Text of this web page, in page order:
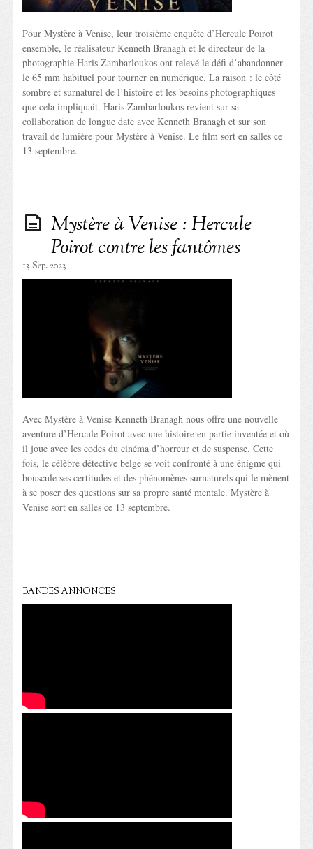
Pour Mystère à Venise, leur troisième enquête d’Hercule Poirot
ensemble, le réalisateur Kenneth Branagh et le directeur de la
photographie Haris Zambarloukos ont relevé le défi d’abandonner
le 65 mm habituel pour tourner en numérique. La raison : le côté
sombre et surnaturel de l’histoire et les besoins photographiques
que cela impliquait. Haris Zambarloukos revient sur sa
collaboration de longue date avec Kenneth Branagh et sur son
travail de lumière pour Mystère à Venise. Le film sort en salles ce
13 septembre.
Mystère à Venise : Hercule
Poirot contre les fantômes
13 Sep. 2023
Avec Mystère à Venise Kenneth Branagh nous offre une nouvelle
aventure d’Hercule Poirot avec une histoire en partie inventée et où
il joue avec les codes du cinéma d’horreur et de suspense. Cette
fois, le célèbre détective belge se voit confronté à une énigme qui
bouscule ses certitudes et des phénomènes surnaturels qui le mènent
à se poser des questions sur sa propre santé mentale. Mystère à
Venise sort en salles ce 13 septembre.
BANDES ANNONCES